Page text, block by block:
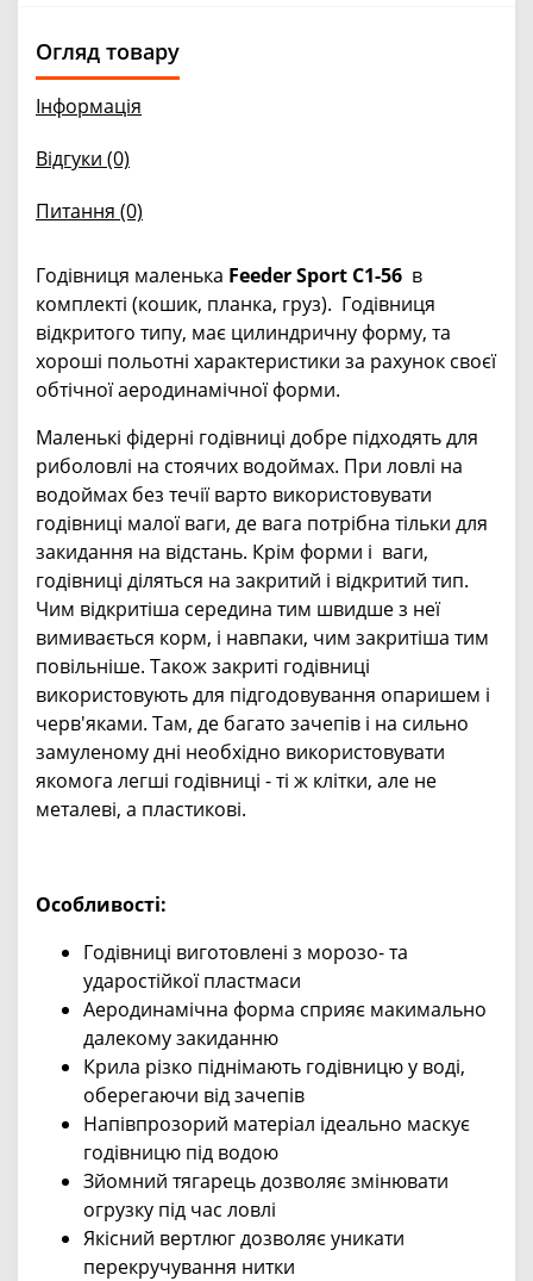
Огляд товару
Інформація
Відгуки (0)
Питання (0)
Годівниця маленька Feeder Sport C1-56 в
комплекті (кошик, планка, груз). Годівниця
відкритого типу, має цилиндричну форму, та
хороші польотні характеристики за рахунок своєї
обтічної аеродинамічної форми.
Маленькі фідерні годівниці добре підходять для
риболовлі на стоячих водоймах. При ловлі на
водоймах без течії варто використовувати
годівниці малої ваги, де вага потрібна тільки для
закидання на відстань. Крім форми і ваги,
годівниці діляться на закритий і відкритий тип.
Чим відкритіша середина тим швидше з неї
вимивається корм, і навпаки, чим закритіша тим
повільніше. Також закриті годівниці
використовують для підгодовування опаришем і
черв'яками. Там, де багато зачепів і на сильно
замуленому дні необхідно використовувати
якомога легші годівниці - ті ж клітки, але не
металеві, а пластикові.
Особливості:
Годівниці виготовлені з морозо- та
ударостійкої пластмаси
Аеродинамічна форма сприяє макимально
далекому закиданню
Крила різко піднімають годівницю у воді,
оберегаючи від зачепів
Напівпрозорий матеріал ідеально маскує
годівницю під водою
Зйомний тягарець дозволяє змінювати
огрузку під час ловлі
Якісний вертлюг дозволяє уникати
перекручування нитки